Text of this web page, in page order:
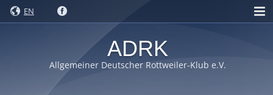
EN
ADRK
Allgemeiner Deutscher Rottweiler-Klub e.V.